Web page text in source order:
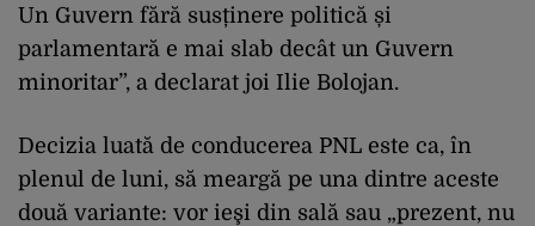
Un Guvern fără susținere politică și
parlamentară e mai slab decât un Guvern
minoritar”, a declarat joi Ilie Bolojan.
Decizia luată de conducerea PNL este ca, în
plenul de luni, să meargă pe una dintre aceste
două variante: vor ieşi din sală sau „prezent, nu